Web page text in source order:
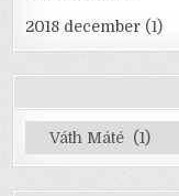
2018 december (1)
Kategóriák